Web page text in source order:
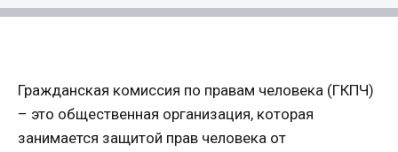
Гражданская комиссия по правам человека (ГКПЧ)
– это общественная организация, которая
занимается защитой прав человека от